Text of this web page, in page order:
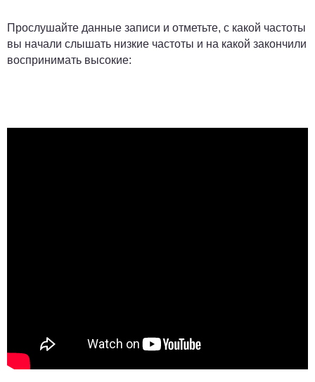
Прослушайте данные записи и отметьте, с какой частоты
вы начали слышать низкие частоты и на какой закончили
воспринимать высокие: